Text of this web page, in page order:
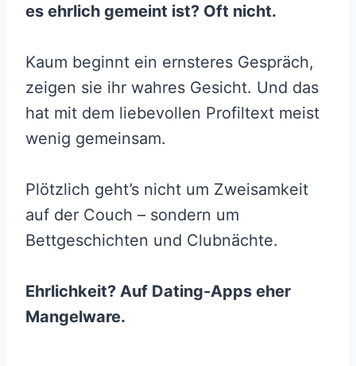
es ehrlich gemeint ist? Oft nicht.
Kaum beginnt ein ernsteres Gespräch,
zeigen sie ihr wahres Gesicht. Und das
hat mit dem liebevollen Profiltext meist
wenig gemeinsam.
Plötzlich geht’s nicht um Zweisamkeit
auf der Couch – sondern um
Bettgeschichten und Clubnächte.
Ehrlichkeit? Auf Dating-Apps eher
Mangelware.